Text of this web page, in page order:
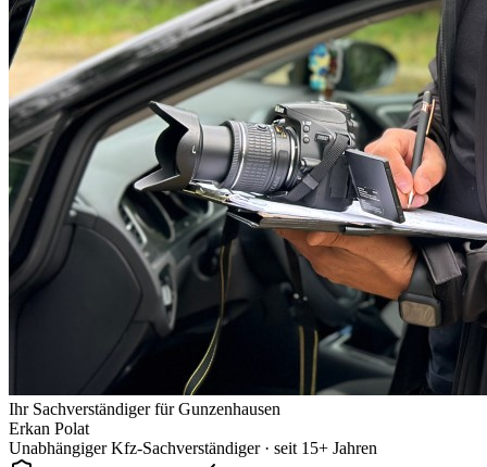
Ihr Sachverständiger fürGunzenhausen
Erkan Polat
Unabhängiger Kfz-Sachverständiger · seit 15+ Jahren